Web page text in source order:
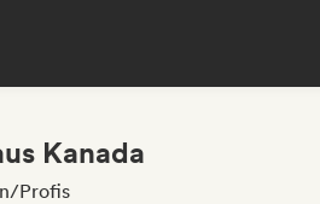
Kanada
Profis